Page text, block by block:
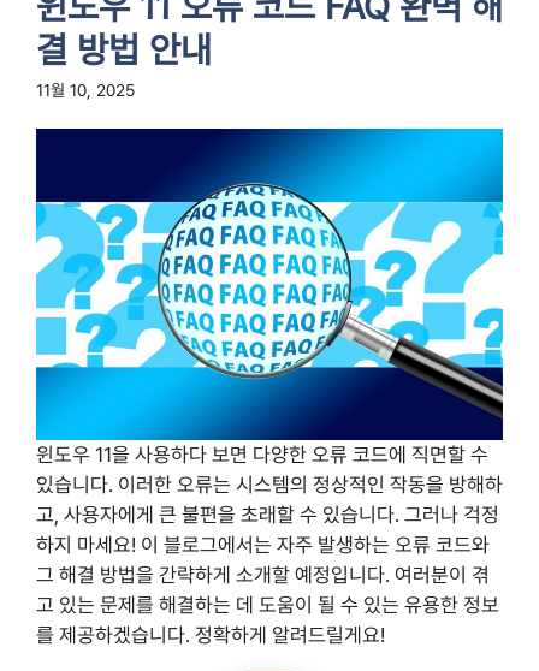
결 방법 안내
11월 10, 2025
윈도우 11을 사용하다 보면 다양한 오류 코드에 직면할 수
있습니다. 이러한 오류는 시스템의 정상적인 작동을 방해하
고, 사용자에게 큰 불편을 초래할 수 있습니다. 그러나 걱정
하지 마세요! 이 블로그에서는 자주 발생하는 오류 코드와
그 해결 방법을 간략하게 소개할 예정입니다. 여러분이 겪
고 있는 문제를 해결하는 데 도움이 될 수 있는 유용한 정보
를 제공하겠습니다. 정확하게 알려드릴게요!